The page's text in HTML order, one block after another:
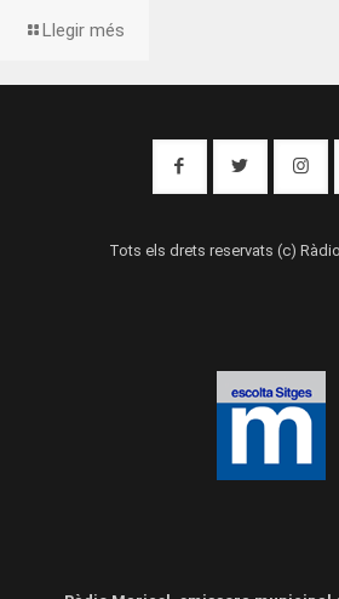
Llegir més
Tots els drets reservats (c)